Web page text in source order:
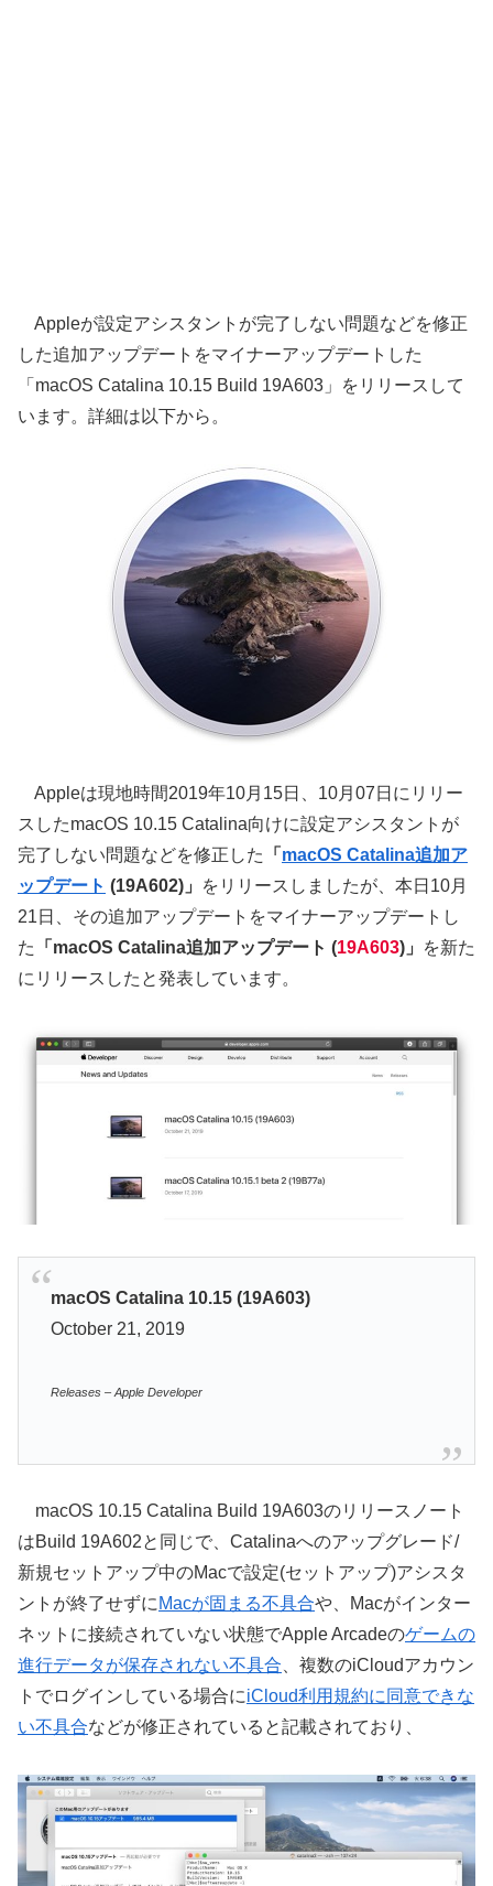
Appleが設定アシスタントが完了しない問題などを修正
した追加アップデートをマイナーアップデートした
「macOS Catalina 10.15 Build 19A603」をリリースして
います。詳細は以下から。
Appleは現地時間2019年10月15日、10月07日にリリー
スしたmacOS 10.15 Catalina向けに設定アシスタントが
完了しない問題などを修正した
「 macOS Catalina追加ア
ップデート (19A602)」
をリリースしましたが、本日10月
21日、その追加アップデートをマイナーアップデートし
た
「macOS Catalina追加アップデート (19A603)」
を新た
にリリースしたと発表しています。
macOS Catalina 10.15 (19A603)
October 21, 2019
Releases – Apple Developer
macOS 10.15 Catalina Build 19A603のリリースノート
はBuild 19A602と同じで、Catalinaへのアップグレード/
新規セットアップ中のMacで設定(セットアップ)アシスタ
ントが終了せずに Macが固まる不具合や、Macがインター
ネットに接続されていない状態でApple Arcadeのゲームの
進行データが保存されない不具合 、複数のiCloudアカウン
トでログインしている場合にiCloud利用規約に同意できな
い不具合などが修正されていると記載されており、